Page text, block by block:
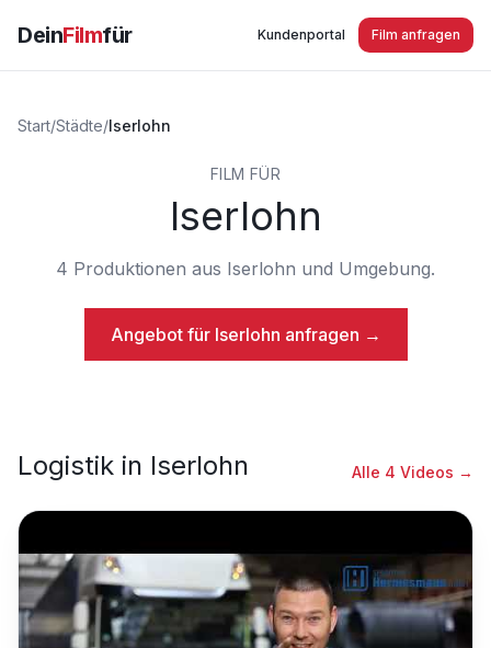
DeinFilmfür Kundenportal Film anfragen
Start/Städte/Iserlohn
FILM FÜR
Iserlohn
4 Produktionen aus Iserlohn und Umgebung.
Angebot für Iserlohn anfragen →
Logistik in Iserlohn Alle 4 Videos →